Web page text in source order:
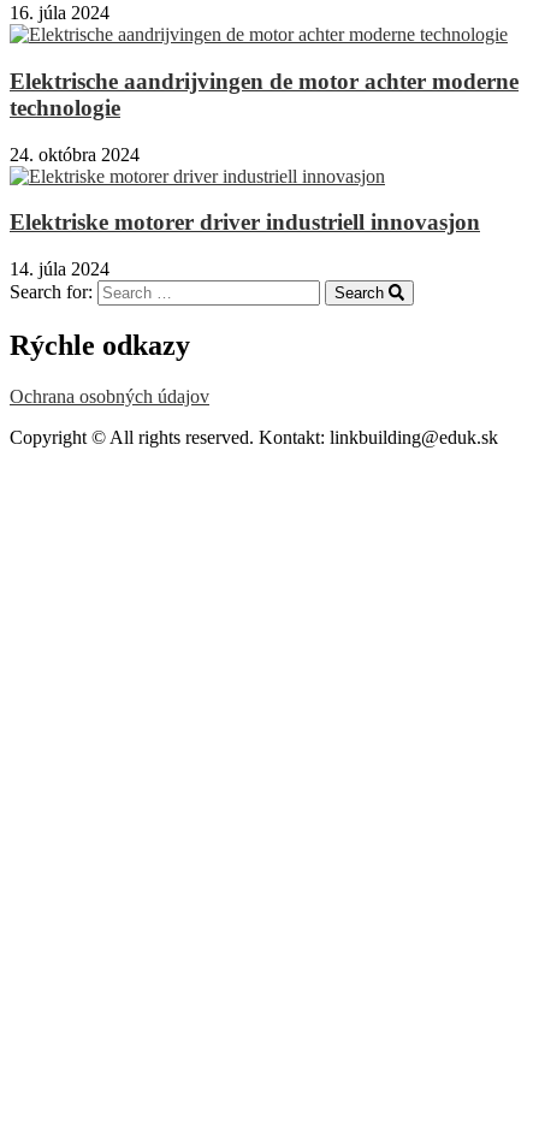
16. júla 2024
Elektrische aandrijvingen de motor achter moderne
technologie
24. októbra 2024
Elektriske motorer driver industriell innovasjon
14. júla 2024
Search for:
Search
Rýchle odkazy
Ochrana osobných údajov
Copyright © All rights reserved. Kontakt: linkbuilding@eduk.sk